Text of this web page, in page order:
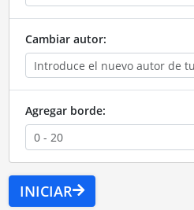
Cambiar autor:
Agregar borde:
INICIAR